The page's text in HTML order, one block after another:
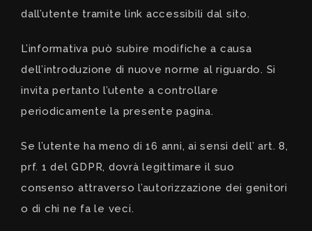
dall’utente tramite link accessibili dal sito.
L’informativa può subire modifiche a causa
dell’introduzione di nuove norme al riguardo. Si
invita pertanto l’utente a controllare
periodicamente la presente pagina.
Se l’utente ha meno di 16 anni, ai sensi dell’ art. 8,
prf. 1 del GDPR, dovrà legittimare il suo
consenso attraverso l’autorizzazione dei genitori
o di chi ne fa le veci.